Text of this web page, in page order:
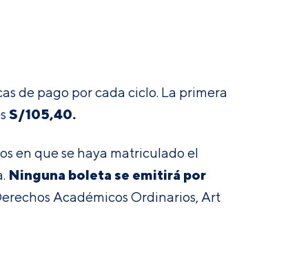
de pago por cada ciclo. La primera
S/105,40.
en que se haya matriculado el
. Ninguna boleta se emitirá por
Académicos Ordinarios, Art